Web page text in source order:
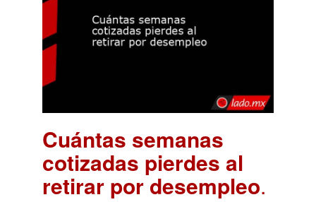
Cuántas semanas
cotizadas pierdes al
retirar por desempleo.